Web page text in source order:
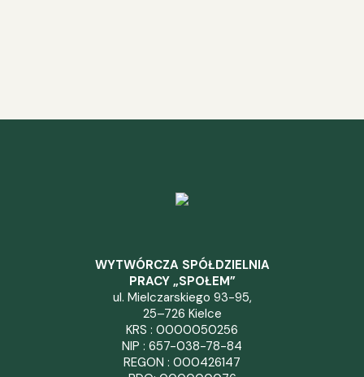
WYTWÓRCZA SPÓŁDZIELNIA
PRACY „SPOŁEM”
ul. Mielczarskiego 93-95,
25–726 Kielce
KRS : 0000050256
NIP : 657-038-78-84
REGON : 000426147